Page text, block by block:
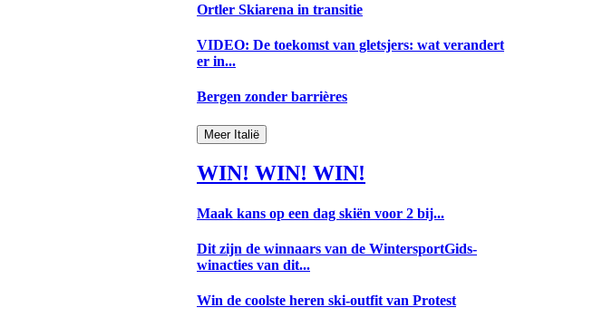
Ortler Skiarena in transitie
VIDEO: De toekomst van gletsjers: wat verandert
er in...
Bergen zonder barrières
Meer Italië
WIN! WIN! WIN!
Maak kans op een dag skiën voor 2 bij...
Dit zijn de winnaars van de WintersportGids-
winacties van dit...
Win de coolste heren ski-outfit van Protest